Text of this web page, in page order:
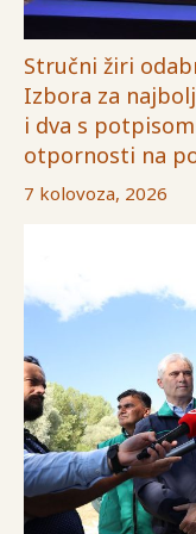
Stručni žiri
Izbora za
i dva s potpisom
otpornosti na
7 kolovoza, 2026